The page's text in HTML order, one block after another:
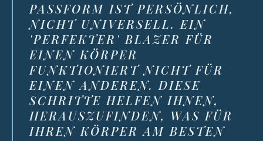
PASSFORM IST PERSÖNLICH,
NICHT UNIVERSELL. EIN
'PERFEKTER' BLAZER FÜR
EINEN KÖRPER
FUNKTIONIERT NICHT FÜR
EINEN ANDEREN. DIESE
SCHRITTE HELFEN IHNEN,
HERAUSZUFINDEN, WAS FÜR
IHREN KÖRPER AM BESTEN